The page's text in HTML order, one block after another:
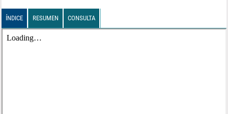
ÍNDICE RESUMEN CONSULTA